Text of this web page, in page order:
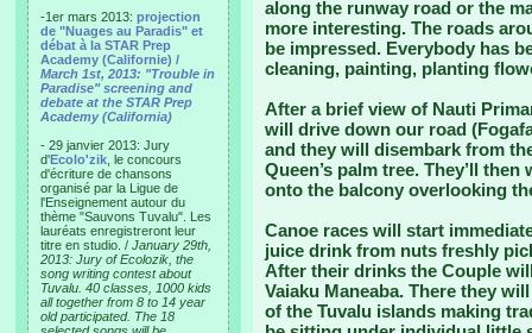
-1er mars 2013: projection
de "Nuages au Paradis" et
débat à la STAR Prep
Academy (Californie) /
March 1st, 2013: "Trouble in
Paradise" screening and
debate at the STAR Prep
Academy (California)
- 29 janvier 2013: Jury
d'Ecolo'zik , le concours
d'écriture de chansons
organisé par la Ligue de
l'Enseignement autour du
thème "Sauvons Tuvalu". Les
lauréats enregistreront leur
titre en studio. / January 29th,
2013: Jury of Ecolozik, the
song writing contest about
Tuvalu. 40 classes, 1000 kids
all together from 8 to 14 year
old participated. The 18
along the runway road or the
more interesting. The roads
be impressed. Everybody has
cleaning, painting, planting
After a brief view of Nauti
will drive down our road
and they will disembark from
Queen’s palm tree. They’ll
onto the balcony overlooking
Canoe races will start
juice drink from nuts freshly
After their drinks the Couple
Vaiaku Maneaba. There they
of the Tuvalu islands making